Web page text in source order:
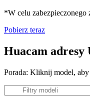
*W celu zabezpieczonego
Pobierz teraz
Huacam adresy
Porada: Kliknij model,